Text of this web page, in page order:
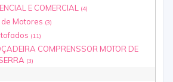
E COMERCIAL (4)
Motores (3)
(11)
COMPRENSSOR MOTOR DE
(3)